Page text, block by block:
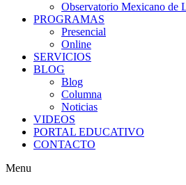
Observatorio Mexicano de
PROGRAMAS
Presencial
Online
SERVICIOS
BLOG
Blog
Columna
Noticias
VIDEOS
PORTAL EDUCATIVO
CONTACTO
Menu